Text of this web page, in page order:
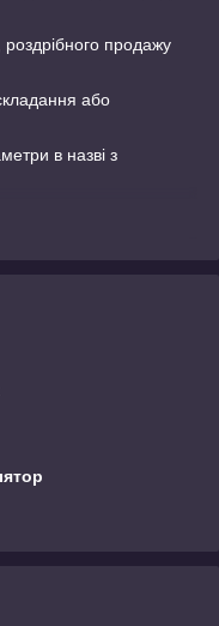
продажу
або
в назві з